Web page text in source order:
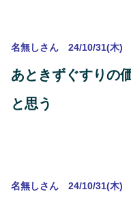
名無しさん 24/10/31(木)
あときずぐすりの
と思う
名無しさん 24/10/31(木)